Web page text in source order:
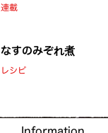
連載
なすのみぞれ煮
レシピ